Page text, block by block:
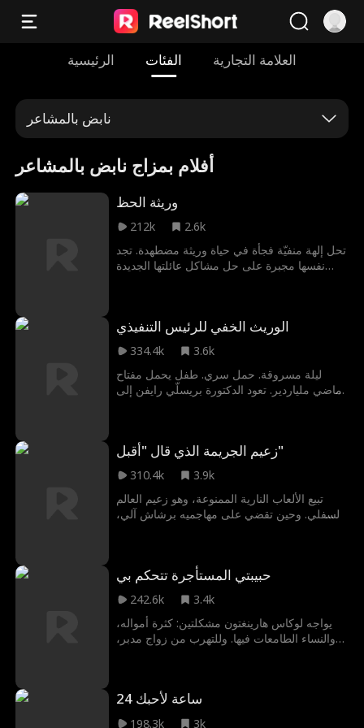
الرئيسية الفئات العلامة التجارية
نابض بالمشاعر
أفلام بمزاج نابض بالمشاعر
وريثة الحظ
212k
2.6k
تحل إلهة منفيّة فجأة في حياة وريثة مضطهدة. تجد
نفسها مجبرة على حل مشاكل عائلتها الجديدة
الوريث الخفي للرئيس التنفيذي
334.4k
3.6k
ليلة مسروقة. حمل سري. طفل يحمل مفتاح
ماضي ملياردير. تعود الدكتورة بريسلّي رايفن إلى
المرة، بل ستقاتل من أجل عائلتها، وستحرق
زعيم الجريمة الذي قال "أقبل"
310.4k
3.9k
تبيع الألعاب النارية الممنوعة، وهو زعيم العالم
السفلي. وحين تقضي على مهاجميه برشاش آلي،
حبيبتي المستأجرة تتحكم بي
242.6k
3.4k
يواجه لوكاس هارينغتون مشكلتين: كثرة أمواله،
والنساء الطامعات فيها. وللتهرب من زواج مدبر،
العائلية، يتغير كل شيء؛ إذ يجد الوريث المدلل
الذي لم يغسل طبقا في حياته، نفسه مرتديا مريلة
24 ساعة لأحبك
198.3k
3k